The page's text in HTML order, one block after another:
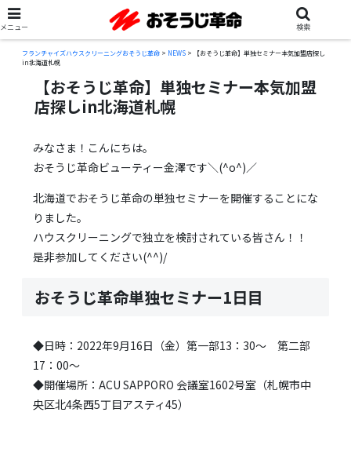
フランチャイズハウスクリーニングおそうじ革命 > NEWS >
【おそうじ革命】単独セミナー本気加盟店探し
in北海道札幌
【おそうじ革命】単独セミナー本気加盟
店探しin北海道札幌
みなさま！こんにちは。
おそうじ革命ビューティー金澤です＼(^o^)／
北海道でおそうじ革命の単独セミナーを開催することにな
りました。
ハウスクリーニングで独立を検討されている皆さん！！
是非参加してください(^^)/
おそうじ革命単独セミナー1日目
◆日時：2022年9月16日（金）第一部13：30～ 第二部
17：00～
◆開催場所：ACU SAPPORO 会議室1602号室（札幌市中
央区北4条西5丁目アスティ45）
メニュー 検索